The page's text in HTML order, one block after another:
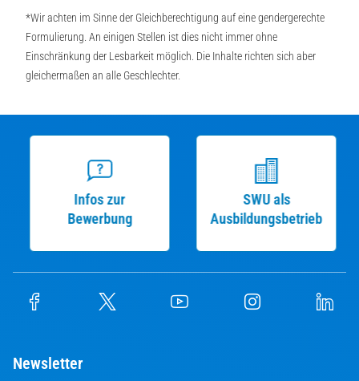
*Wir achten im Sinne der Gleichberechtigung auf eine gendergerechte
Formulierung. An einigen Stellen ist dies nicht immer ohne
Einschränkung der Lesbarkeit möglich. Die Inhalte richten sich aber
gleichermaßen an alle Geschlechter.
Infos zur
Bewerbung
SWU als
Ausbildungsbetrieb
Newsletter